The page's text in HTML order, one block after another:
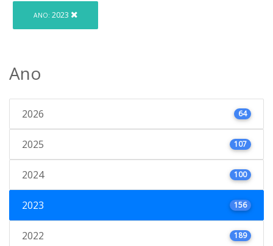
ANO: 2023
Ano
2026 64
2025 107
2024 100
2023 156
2022 189